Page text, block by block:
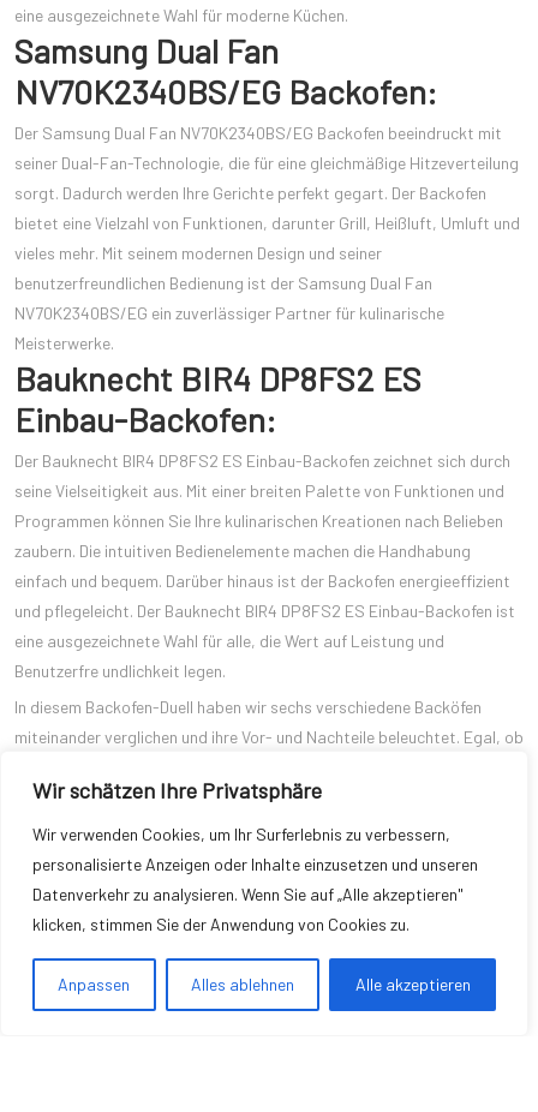
Wir schätzen Ihre Privatsphäre
Wir verwenden Cookies, um Ihr Surferlebnis zu verbessern,
personalisierte Anzeigen oder Inhalte einzusetzen und unseren
Datenverkehr zu analysieren. Wenn Sie auf „Alle akzeptieren"
klicken, stimmen Sie der Anwendung von Cookies zu.
Anpassen Alles ablehnen Alle akzeptieren
eine ausgezeichnete Wahl für moderne Küchen.
Samsung Dual Fan
NV70K2340BS/EG Backofen:
Der Samsung Dual Fan NV70K2340BS/EG Backofen beeindruckt mit
seiner Dual-Fan-Technologie, die für eine gleichmäßige Hitzeverteilung
sorgt. Dadurch werden Ihre Gerichte perfekt gegart. Der Backofen
bietet eine Vielzahl von Funktionen, darunter Grill, Heißluft, Umluft und
vieles mehr. Mit seinem modernen Design und seiner
benutzerfreundlichen Bedienung ist der Samsung Dual Fan
NV70K2340BS/EG ein zuverlässiger Partner für kulinarische
Meisterwerke.
Bauknecht BIR4 DP8FS2 ES
Einbau-Backofen:
Der Bauknecht BIR4 DP8FS2 ES Einbau-Backofen zeichnet sich durch
seine Vielseitigkeit aus. Mit einer breiten Palette von Funktionen und
Programmen können Sie Ihre kulinarischen Kreationen nach Belieben
zaubern. Die intuitiven Bedienelemente machen die Handhabung
einfach und bequem. Darüber hinaus ist der Backofen energieeffizient
und pflegeleicht. Der Bauknecht BIR4 DP8FS2 ES Einbau-Backofen ist
eine ausgezeichnete Wahl für alle, die Wert auf Leistung und
Benutzerfre undlichkeit legen.
In diesem Backofen-Duell haben wir sechs verschiedene Backöfen
miteinander verglichen und ihre Vor- und Nachteile beleuchtet. Egal, ob
Bauknecht BIR4 DP8FS2 ES mit Pyrolyse, das Gorenje
Einbaubackofen-Set Black Set 4, den Samsung Dual Fan
NV70K2340BS/EG oder den Bauknecht BIR4 DP8FS2 ES entscheiden,
Sie können sicher sein, dass Sie ein hochwertiges und
leistungsstarkes Kochwerkzeug in Ihrer Küche haben. Wählen Sie den
Sie kulinarische Genüsse in Ihrer eigenen Küche.